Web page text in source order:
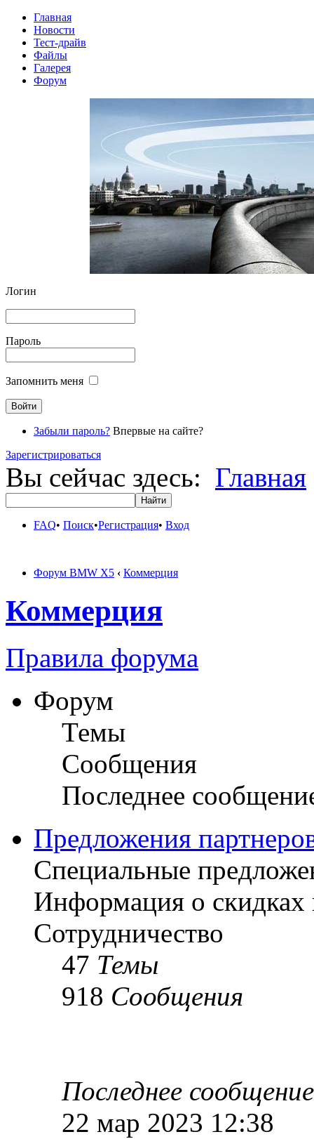
Главная
Новости
Тест-драйв
Файлы
Галерея
Форум
Логин
Пароль
Запомнить меня
Забыли пароль? Впервые на сайте?
Зарегистрироваться
Вы сейчас здесь: Главная
FAQ• Поиск•Регистрация• Вход
Форум BMW X5 ‹ Коммерция
Коммерция
Правила форума
Форум
Темы
Сообщения
Последнее
Предложения
Специальные
Информация о скидках
Сотрудничество
47 Темы
918 Сообщения
Последнее сообщение
22 мар 2023 12:38